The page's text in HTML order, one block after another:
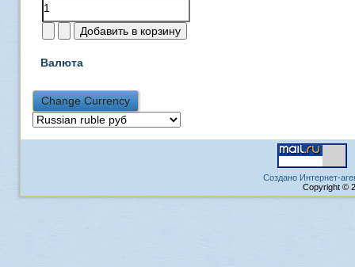
Валюта
Создано Интернет-
Copyright ©